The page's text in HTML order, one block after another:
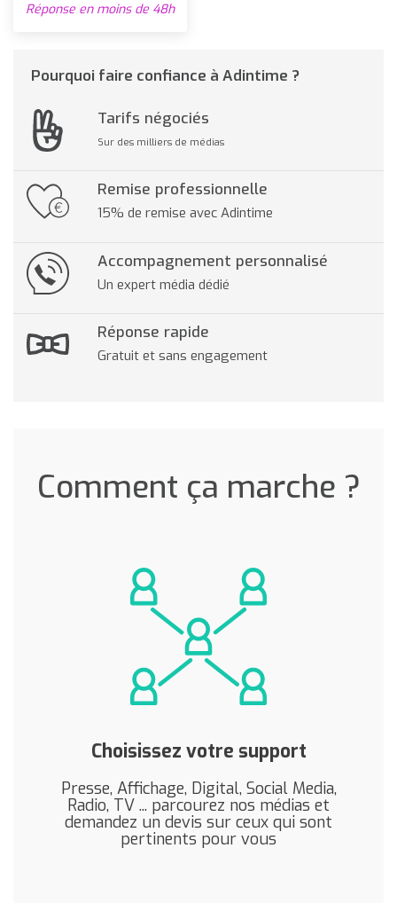
Réponse en moins de 48h
Pourquoi faire confiance à Adintime ?
Tarifs négociés
Sur des milliers de médias
Remise professionnelle
15% de remise avec Adintime
Accompagnement personnalisé
Un expert média dédié
Réponse rapide
Gratuit et sans engagement
Comment ça marche ?
Choisissez votre support
Presse, Affichage, Digital, Social Media,
Radio, TV ... parcourez nos médias et
demandez un devis sur ceux qui sont
pertinents pour vous